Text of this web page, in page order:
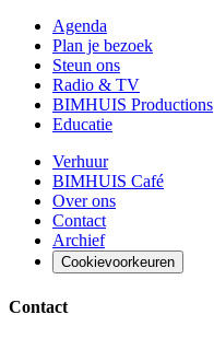
Agenda
Plan je bezoek
Steun ons
Radio & TV
BIMHUIS Productions
Educatie
Verhuur
BIMHUIS Café
Over ons
Contact
Archief
Cookievoorkeuren
Contact